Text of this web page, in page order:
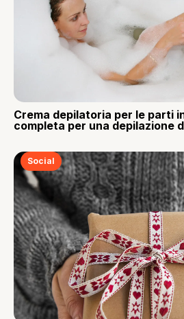
Crema depilatoria per le parti
completa per una depilazione
Social